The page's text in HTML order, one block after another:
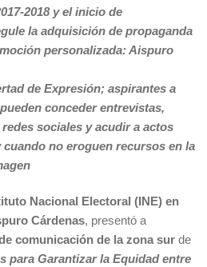
2018 y el inicio de
la adquisición de propaganda
personalizada: Aispuro
de Expresión; aspirantes a
conceder entrevistas,
sociales y acudir a actos
no eroguen recursos en la
Nacional Electoral (INE) en
Cárdenas, presentó a
comunicación de la zona sur de
para Garantizar la Equidad entre